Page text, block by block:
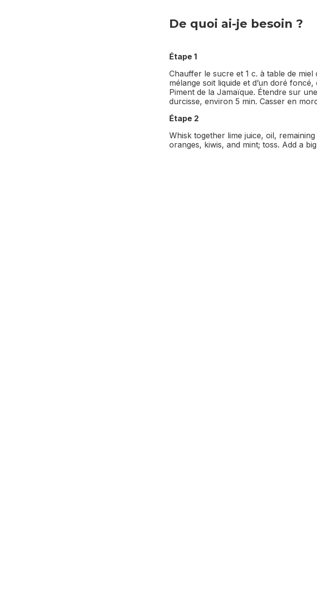
De quoi ai-je besoin ?
Étape 1
Chauffer le sucre et 1 c. à table de
mélange soit liquide et d’un doré
Piment de la Jamaïque. Étendre sur
durcisse, environ 5 min. Casser en
Étape 2
Whisk together lime juice, oil,
oranges, kiwis, and mint; toss. Add a